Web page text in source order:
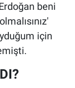
beni
için